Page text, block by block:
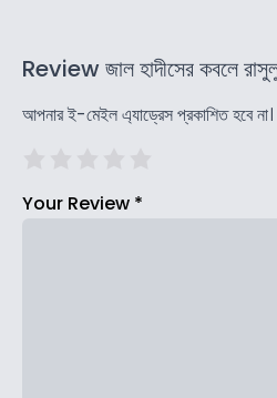
Review জাল হাদীসের কবলে
আপনার ই-মেইল এ্যাড্রেস প্রকাশিত হবে না।
Your Review *